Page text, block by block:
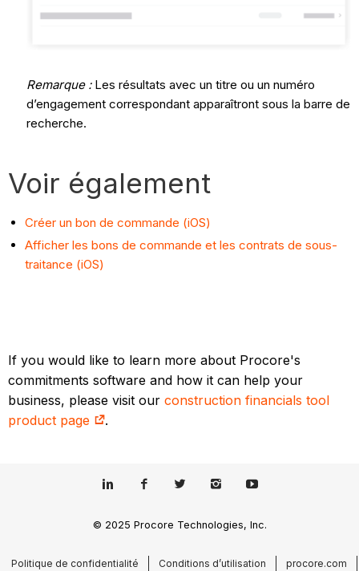
Remarque : Les résultats avec un titre ou un numéro
d’engagement correspondant apparaîtront sous la barre de
recherche.
Voir également
Créer un bon de commande (iOS)
Afficher les bons de commande et les contrats de sous-
traitance (iOS)
If you would like to learn more about Procore's
commitments software and how it can help your
business, please visit ourconstruction financials tool
product page
.
© 2025 Procore Technologies, Inc.
Politique de confidentialité Conditions d’utilisation procore.com